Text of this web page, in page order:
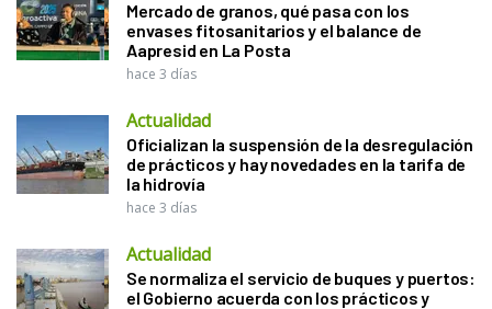
Mercado de granos, qué pasa con los
envases fitosanitarios y el balance de
Aapresid en La Posta
hace 3 días
Actualidad
Oficializan la suspensión de la desregulación
de prácticos y hay novedades en la tarifa de
la hidrovía
hace 3 días
Actualidad
Se normaliza el servicio de buques y puertos:
el Gobierno acuerda con los prácticos y